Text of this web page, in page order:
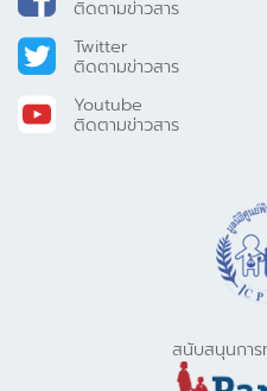
ติดตามข่าวสาร
Twitter
ติดตามข่าวสาร
Youtube
ติดตามข่าวสาร
สนับสนุนการ